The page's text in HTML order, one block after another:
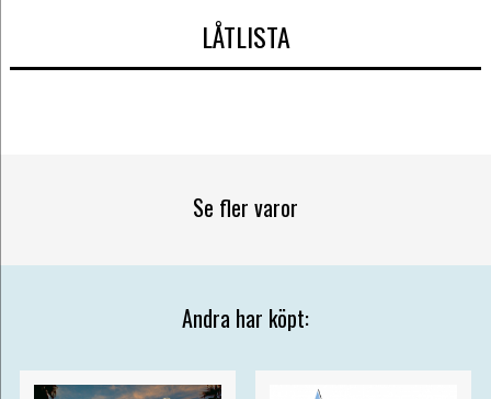
LÅTLISTA
Se fler varor
Andra har köpt: